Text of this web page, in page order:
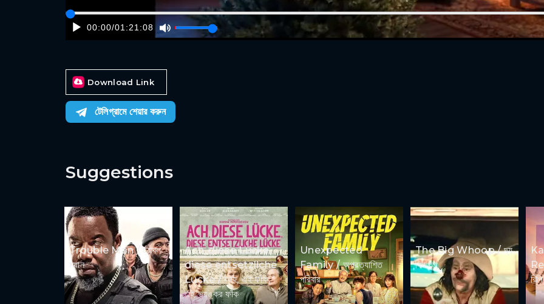
00:00/01:21:08
Download Link
টেলিগ্রামে শেয়ার করুন
Suggestions
Trouble Man / ট্রাবল
ম্যান
Ach, diese Lücke,
diese entsetzliche
Lücke / আহ, এই ফাঁক,
এই ভয়ঙ্কর ফাঁক
Unexpected
Family / অপ্রত্যাশিত
পরিবার
The Big Whoop / দ্য
বিগ হুপ